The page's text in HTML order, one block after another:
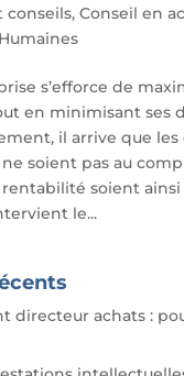
conseils, Conseil en
s’efforce de
en minimisant ses
il arrive que les
ne soient pas au
soient
le...
directeur achats :